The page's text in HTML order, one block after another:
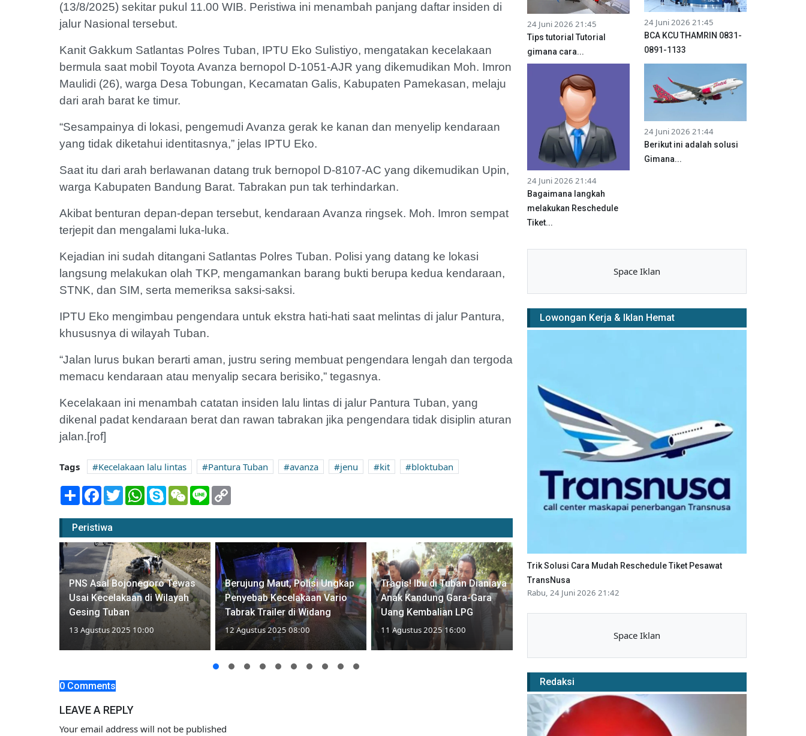
(13/8/2025) sekitar pukul 11.00 WIB. Peristiwa ini menambah panjang daftar insiden di
jalur Nasional tersebut.
Kanit Gakkum Satlantas Polres Tuban, IPTU Eko Sulistiyo, mengatakan kecelakaan
bermula saat mobil Toyota Avanza bernopol D-1051-AJR yang dikemudikan Moh. Imron
Maulidi (26), warga Desa Tobungan, Kecamatan Galis, Kabupaten Pamekasan, melaju
dari arah barat ke timur.
“Sesampainya di lokasi, pengemudi Avanza gerak ke kanan dan menyelip kendaraan
yang tidak diketahui identitasnya,” jelas IPTU Eko.
Saat itu dari arah berlawanan datang truk bernopol D-8107-AC yang dikemudikan Upin,
warga Kabupaten Bandung Barat. Tabrakan pun tak terhindarkan.
Akibat benturan depan-depan tersebut, kendaraan Avanza ringsek. Moh. Imron sempat
terjepit dan mengalami luka-luka.
Kejadian ini sudah ditangani Satlantas Polres Tuban. Polisi yang datang ke lokasi
langsung melakukan olah TKP, mengamankan barang bukti berupa kedua kendaraan,
STNK, dan SIM, serta memeriksa saksi-saksi.
IPTU Eko mengimbau pengendara untuk ekstra hati-hati saat melintas di jalur Pantura,
khususnya di wilayah Tuban.
“Jalan lurus bukan berarti aman, justru sering membuat pengendara lengah dan tergoda
memacu kendaraan atau menyalip secara berisiko,” tegasnya.
Kecelakaan ini menambah catatan insiden lalu lintas di jalur Pantura Tuban, yang
dikenal padat kendaraan berat dan rawan tabrakan jika pengendara tidak disiplin aturan
jalan.[rof]
Tags Kecelakaan lalu lintas Pantura Tuban avanza jenu kit
bloktuban
Share Facebook
TwitterWhatsApp
SkypeWeChatLine
Peristiwa
PNS Asal Bojonegoro Tewas
Usai Kecelakaan di Wilayah
Gesing Tuban
13 Agustus 2025 10:00
Berujung Maut, Polisi Ungkap
Penyebab Kecelakaan Vario
Tabrak Trailer di Widang
12 Agustus 2025 08:00
Tragis! Ibu di Tuban Dianiaya
Anak Kandung Gara-Gara
Uang Kembalian LPG
11 Agustus 2025 16:00
0 Comments
LEAVE A REPLY
Your email address will not be published
24 Juni 2026 21:45
Tips tutorial Tutorial
gimana cara...
24 Juni 2026 21:45
BCA KCU THAMRIN 0831-
0891-1133
24 Juni 2026 21:44
Bagaimana langkah
melakukan Reschedule
Tiket...
24 Juni 2026 21:44
Berikut ini adalah solusi
Gimana...
Space Iklan
Lowongan Kerja & Iklan Hemat
Trik Solusi Cara Mudah Reschedule Tiket Pesawat
TransNusa
Rabu, 24 Juni 2026 21:42
Space Iklan
Redaksi